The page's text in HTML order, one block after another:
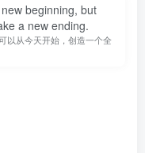
beginning, but
a new ending.
以从今天开始，创造一个全